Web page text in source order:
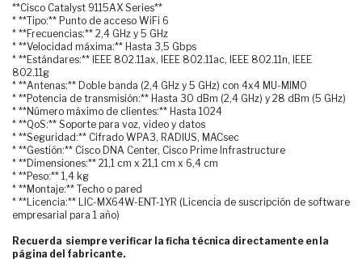
**Cisco Catalyst 9115AX Series**
* **Tipo:** Punto de acceso WiFi 6
* **Frecuencias:** 2,4 GHz y 5 GHz
* **Velocidad máxima:** Hasta 3,5 Gbps
* **Estándares:** IEEE 802.11ax, IEEE 802.11ac, IEEE 802.11n, IEEE
802.11g
* **Antenas:** Doble banda (2,4 GHz y 5 GHz) con 4x4 MU-MIMO
* **Potencia de transmisión:** Hasta 30 dBm (2,4 GHz) y 28 dBm (5 GHz)
* **Número máximo de clientes:** Hasta 1024
* **QoS:** Soporte para voz, video y datos
* **Seguridad:** Cifrado WPA3, RADIUS, MACsec
* **Gestión:** Cisco DNA Center, Cisco Prime Infrastructure
* **Dimensiones:** 21,1 cm x 21,1 cm x 6,4 cm
* **Peso:** 1,4 kg
* **Montaje:** Techo o pared
* **Licencia:** LIC-MX64W-ENT-1YR (Licencia de suscripción de software
empresarial para 1 año)
Recuerda siempre verificar la ficha técnica directamente en la
página del fabricante.